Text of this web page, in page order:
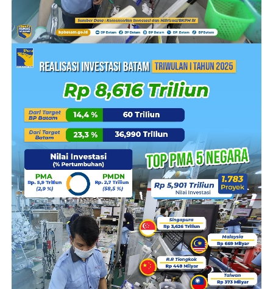
sebagai biaya jaminan atas penggunaan listrik selama
menjadi pelanggan PLN Batam.
“Kami informasikan juga bahwa promo Cahaya Ramadan
berlaku dan dapat dinikmati untuk semua rumah ibadah.
Momentum ini akan menjadi kesempatan yang baik bagi
seluruh pelanggan karena kedepannya belum tentu
akan ada promo serupa,” jelasnya lagi.
“Untuk mendapatkan promo ini, pelanggan hanya perlu
berkunjung ke Kantor Unit Pelaksana Pelayanan
Pelanggan (UP3) yang terletak di Batam Center, Nagoya,
Batu Aji, atau Tiban dengan membawa identitas diri dan
bukti rekening pembayaran terakhir. Bisa juga
menghubungi Contact Center PLN Batam di (0778)
5702 123, Pelayanan Virtual PLN Batam, atau media
sosial PLN Batam. Petugas kami akan memberikan
informasi dan membantu prosesnya dengan senang
hati,” pungkas Khairullah.(DN)